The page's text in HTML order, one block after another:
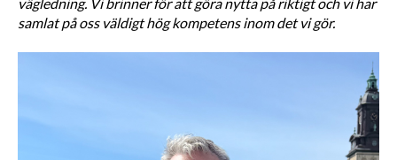
vägledning. Vi brinner för att göra nytta på riktigt och vi har
samlat på oss väldigt hög kompetens inom det vi gör.